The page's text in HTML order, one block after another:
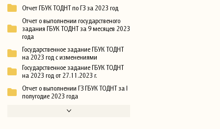
Отчет ГБУК ТОДНТ по ГЗ за 2023 год
Отчет о выполнении государственого
задания ГБУК ТОДНТ за 9 месяцев 2023
года
Государственное задание ГБУК ТОДНТ
на 2023 год с изменениями
Государственное задание ГБУК ТОДНТ
на 2023 год от 27.11.2023 г.
Отчет о выполнении ГЗ ГБУК ТОДНТ за I
полугодие 2023 года